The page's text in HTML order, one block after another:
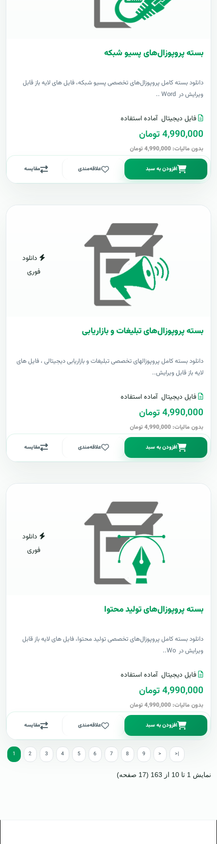
بسته پروپوزال‌های پسیو شبکه
دانلود بسته کامل پروپوزال‌های تخصصی پسیو شبکه، فایل های لایه باز قابل
ویرایش در Word ..
فایل دیجیتال آماده استفاده
4,990,000 تومان
بدون مالیات: 4,990,000 تومان
افزودن به سبد علاقه‌مندی مقایسه
دانلود
فوری
بسته پروپوزال‌های تبلیغات و بازاریابی
دانلود بسته کامل پروپوزالهای تخصصی تبلیغات و بازاریابی دیجیتالی ، فایل های
لایه باز قابل ویرایش..
فایل دیجیتال آماده استفاده
4,990,000 تومان
بدون مالیات: 4,990,000 تومان
افزودن به سبد علاقه‌مندی مقایسه
دانلود
فوری
بسته پروپوزال‌های تولید محتوا
دانلود بسته کامل پروپوزال‌های تخصصی تولید محتوا، فایل های لایه باز قابل
ویرایش در Wo..
فایل دیجیتال آماده استفاده
4,990,000 تومان
بدون مالیات: 4,990,000 تومان
افزودن به سبد علاقه‌مندی مقایسه
1 2 3 4 5 6 7 8 9 > >|
نمایش 1 تا 10 از 163 (17 صفحه)